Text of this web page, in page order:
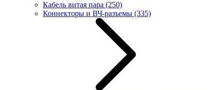
Кабель витая пара (250)
Коннекторы и ВЧ-разъемы (335)